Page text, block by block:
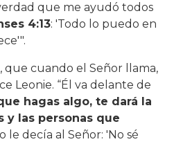
que me ayudó todos
4:13: 'Todo lo puedo en
que cuando el Señor llama,
Leonie. “Él va delante de
hagas algo, te dará la
y las personas que
le decía al Señor: 'No sé